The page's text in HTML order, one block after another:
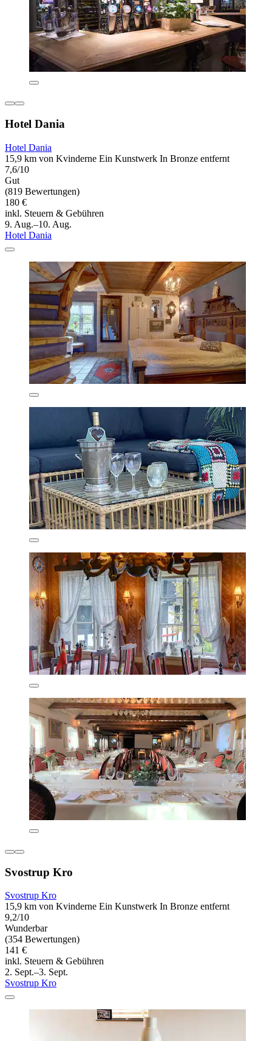
Hotel Dania
Hotel Dania
15,9 km von Kvinderne Ein Kunstwerk In Bronze entfernt
7,6/10
Gut
(819 Bewertungen)
180 €
inkl. Steuern & Gebühren
9. Aug.–10. Aug.
Hotel Dania
Svostrup Kro
Svostrup Kro
15,9 km von Kvinderne Ein Kunstwerk In Bronze entfernt
9,2/10
Wunderbar
(354 Bewertungen)
141 €
inkl. Steuern & Gebühren
2. Sept.–3. Sept.
Svostrup Kro